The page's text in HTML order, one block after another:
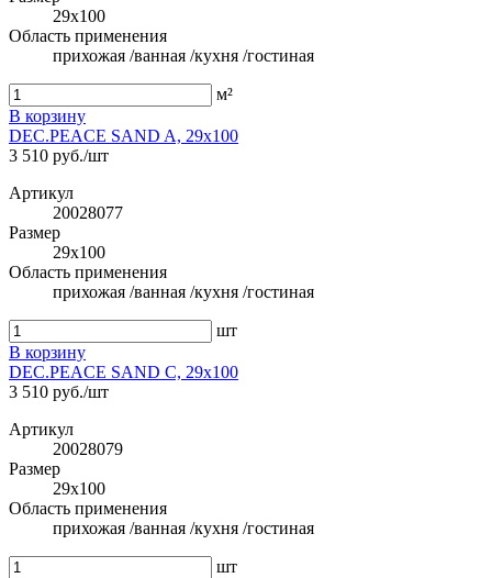
29x100
Область применения
прихожая /ванная /кухня /гостиная
м²
В корзину
DEC.PEACE SAND A, 29x100
3 510 руб./шт
Артикул
20028077
Размер
29x100
Область применения
прихожая /ванная /кухня /гостиная
шт
В корзину
DEC.PEACE SAND C, 29x100
3 510 руб./шт
Артикул
20028079
Размер
29x100
Область применения
прихожая /ванная /кухня /гостиная
шт